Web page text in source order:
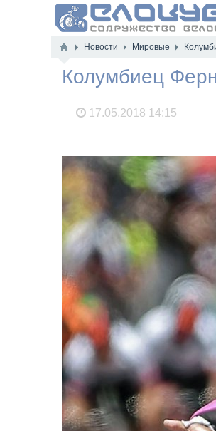
Новости Мировые
Колумбиец
17.05.2018 14:15